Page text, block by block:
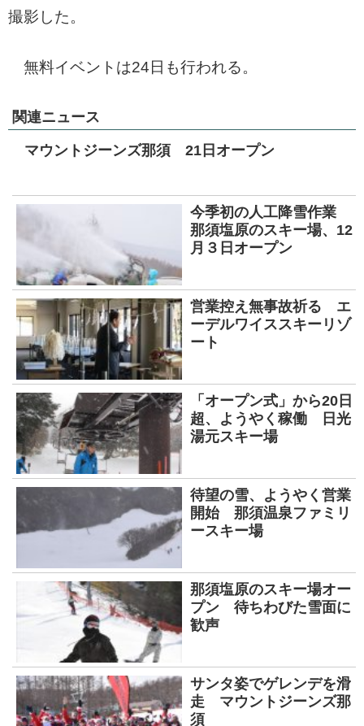
撮影した。
無料イベントは24日も行われる。
関連ニュース
マウントジーンズ那須 21日オープン
今季初の人工降雪作業
那須塩原のスキー場、12
月３日オープン
営業控え無事故祈る エ
ーデルワイススキーリゾ
ート
「オープン式」から20日
超、ようやく稼働 日光
湯元スキー場
待望の雪、ようやく営業
開始 那須温泉ファミリ
ースキー場
那須塩原のスキー場オー
プン 待ちわびた雪面に
歓声
サンタ姿でゲレンデを滑
走 マウントジーンズ那
須